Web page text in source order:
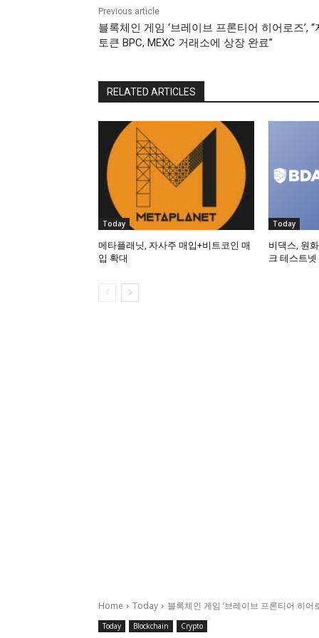
Previous article
블록체인 게임 ‘브레이브 프론티어 히어로즈’, “
토큰 BPC, MEXC 거래소에 상장 완료”
RELATED ARTICLES
Today
메타플래닛, 자사주 매입+비트코인 매
입 확대
Today
비댁스, 원
크 테스트넷